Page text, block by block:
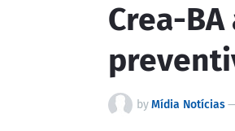
Crea-
byMídia Notícias